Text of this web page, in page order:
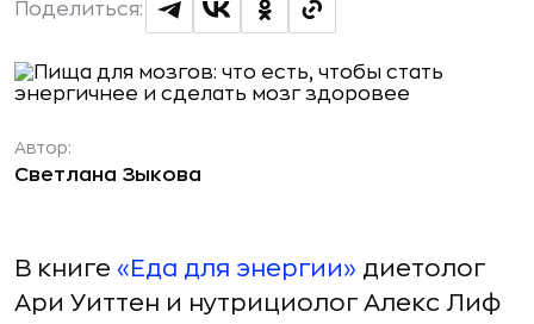
Поделиться:
Автор:
Светлана Зыкова
В книге «Еда для энергии» диетолог
Ари Уиттен и нутрициолог Алекс Лиф